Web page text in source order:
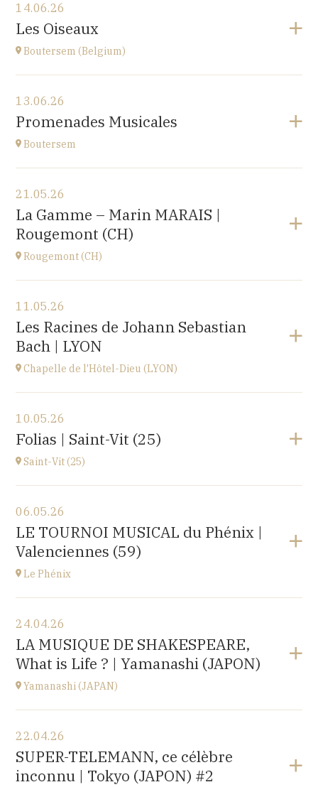
Eglise de Pompierre-sur-Doubs (25340)
3 chemin de l'église
à17H
14.06.26
Les Oiseaux
Boutersem (Belgium)
Sint-Annakerk
Roosbeek
à17H00
13.06.26
Promenades Musicales
Boutersem
Boutersem
promenade dans la ville
à14H
21.05.26
La Gamme – Marin MARAIS |
Rougemont (CH)
Rougemont (CH)
Église réformée Saint-Nicolas-de-Myre de
Rougemont,
route de Flendruz 1, 1659 Rougemont, SUISSE
20H00
Accéder au site
11.05.26
Les Racines de Johann Sebastian
Bach | LYON
Chapelle de l'Hôtel-Dieu (LYON)
chapelle de l'Hôtel-Dieu,
1 place de l'hôpital, 69002 Lyon
à 20H30
10.05.26
Folias | Saint-Vit (25)
Saint-Vit (25)
Salle multi-activités (du pôle scolaire Les Prés-Verts)
3 rue du Partage, 25410 Saint-Vit
à17H00
06.05.26
LE TOURNOI MUSICAL du Phénix |
Valenciennes (59)
Le Phénix
Le Phénix, Grand Théâtre, scène nationale (59)
Boulevard Harpignies, 59301 Valenciennes
à19H00
Accéder au site
24.04.26
LA MUSIQUE DE SHAKESPEARE,
What is Life ? | Yamanashi (JAPON)
Yamanashi (JAPAN)
Yamanashi (JAPAN)
Kofu-City
à19H30
22.04.26
SUPER-TELEMANN, ce célèbre
inconnu | Tokyo (JAPON) #2